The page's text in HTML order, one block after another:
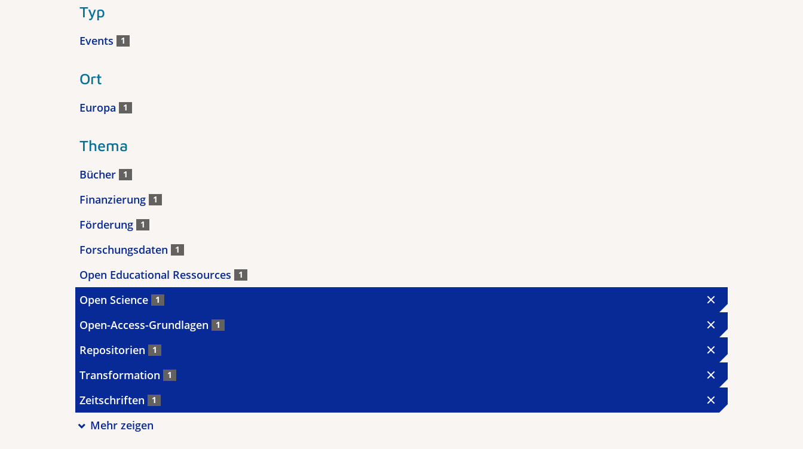
Typ
Events 1
Ort
Europa 1
Thema
Bücher 1
Finanzierung 1
Förderung 1
Forschungsdaten 1
Open Educational Ressources 1
Open Science 1
Open-Access-Grundlagen 1
Repositorien 1
Transformation 1
Zeitschriften 1
Mehr zeigen